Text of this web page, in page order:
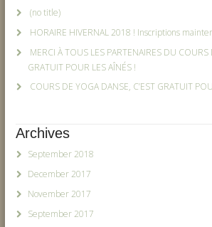
(no title)
HORAIRE HIVERNAL 2018 ! Inscriptions
MERCI À TOUS LES PARTENAIRES DU COURS
GRATUIT POUR LES AÎNÉS !
COURS DE YOGA DANSE, C’EST GRATUIT
Archives
September 2018
December 2017
November 2017
September 2017